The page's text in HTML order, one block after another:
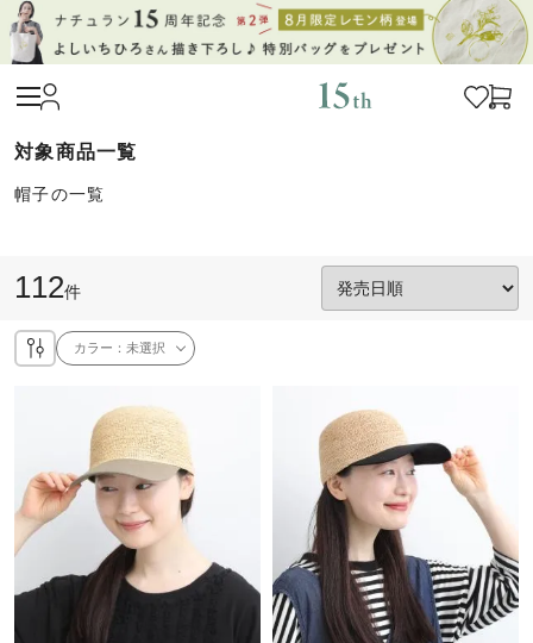
帽子の一覧
112件
カラー：未選択